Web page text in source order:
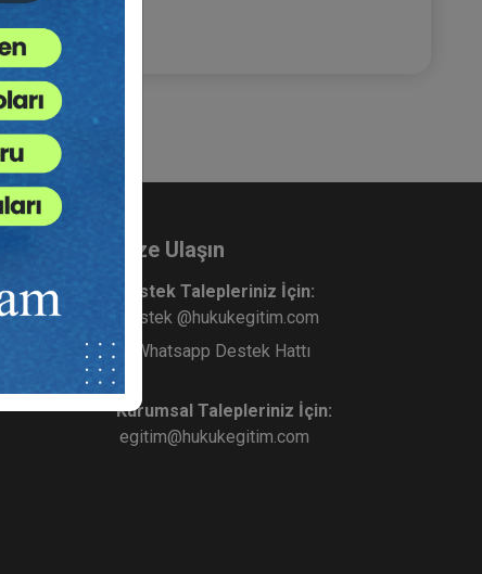
Bize Ulaşın
Destek Talepleriniz İçin:
destek @hukukegitim.com
Whatsapp Destek Hattı
Kurumsal Talepleriniz İçin:
egitim@hukukegitim.com